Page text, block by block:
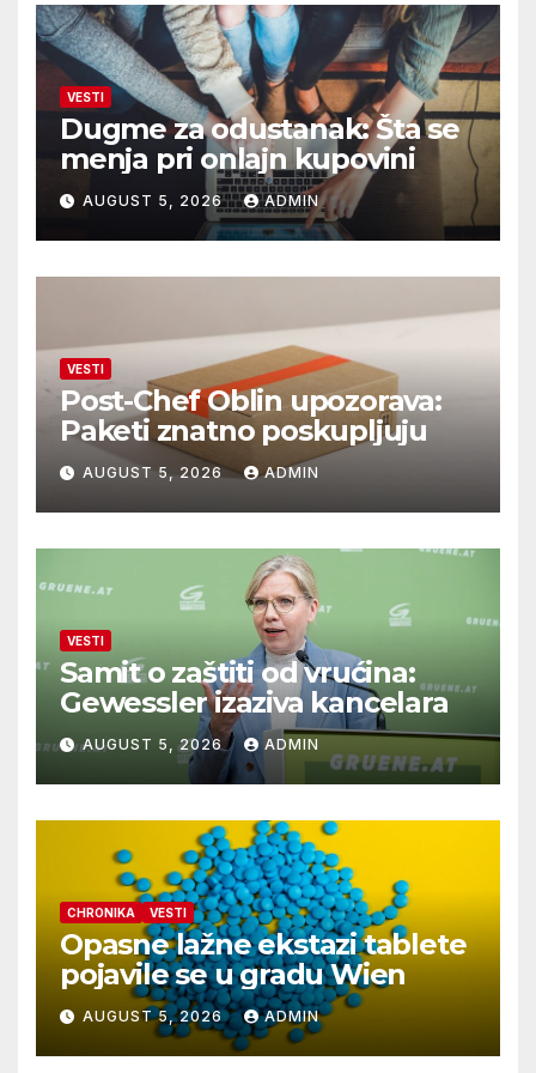
VESTI
Dugme za odustanak: Šta se
menja pri onlajn kupovini
AUGUST 5, 2026 ADMIN
VESTI
Post-Chef Oblin upozorava:
Paketi znatno poskupljuju
AUGUST 5, 2026 ADMIN
VESTI
Samit o zaštiti od vrućina:
Gewessler izaziva kancelara
AUGUST 5, 2026 ADMIN
CHRONIKA VESTI
Opasne lažne ekstazi tablete
pojavile se u gradu Wien
AUGUST 5, 2026 ADMIN